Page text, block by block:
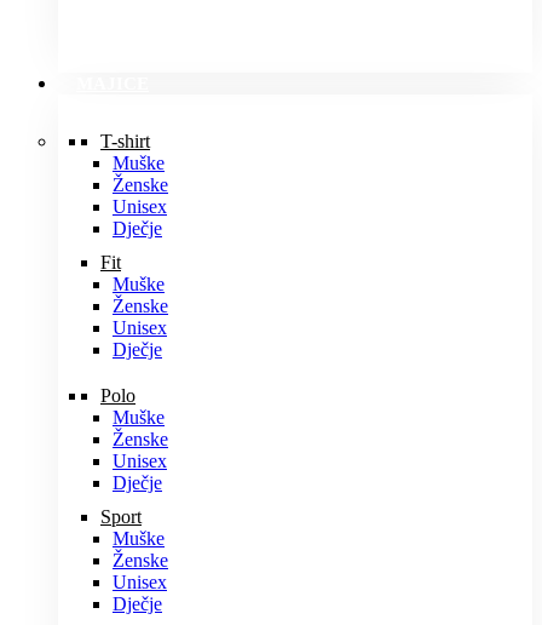
T-shirt
Muške
Ženske
Unisex
Dječje
Fit
Muške
Ženske
Unisex
Dječje
Polo
Muške
Ženske
Unisex
Dječje
Sport
Muške
Ženske
Unisex
Dječje